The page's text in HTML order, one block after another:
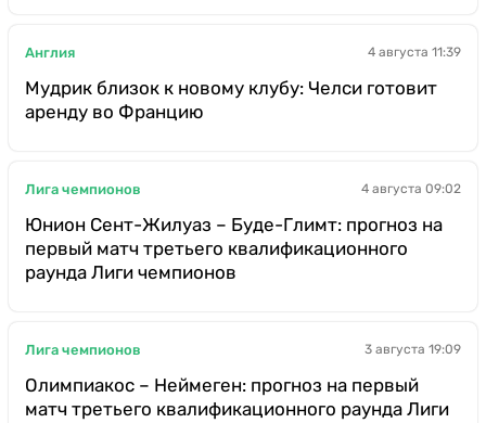
Англия 4 августа 11:39
Мудрик близок к новому клубу: Челси готовит
аренду во Францию
Лига чемпионов 4 августа 09:02
Юнион Сент-Жилуаз – Буде-Глимт: прогноз на
первый матч третьего квалификационного
раунда Лиги чемпионов
Лига чемпионов 3 августа 19:09
Олимпиакос – Неймеген: прогноз на первый
матч третьего квалификационного раунда Лиги